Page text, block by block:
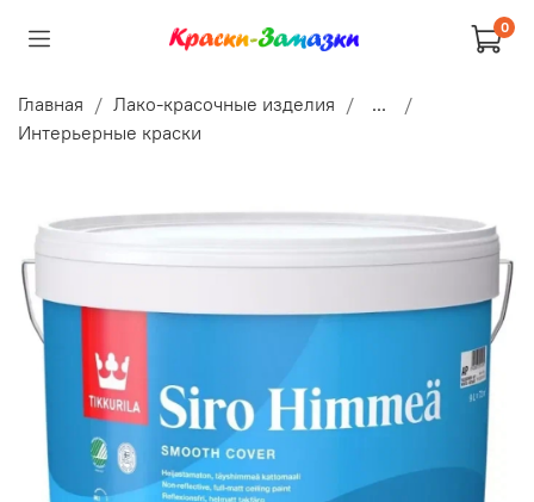
0
Главная Лако-красочные изделия
...
Интерьерные краски